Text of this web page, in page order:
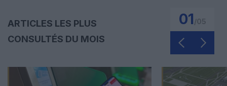
ARTICLES LES PLUS
CONSULTÉS DU MOIS
01